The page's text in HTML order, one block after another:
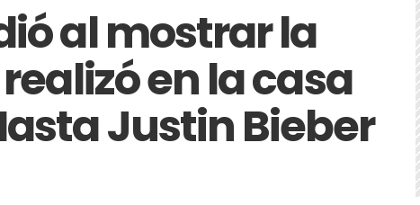
al mostrar la
en la casa
Justin Bieber